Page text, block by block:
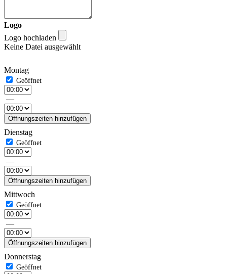
Logo
Logo hochladen
Keine Datei ausgewählt
Montag
—
Öffnungszeiten hinzufügen
Dienstag
—
Öffnungszeiten hinzufügen
Mittwoch
—
Öffnungszeiten hinzufügen
Donnerstag